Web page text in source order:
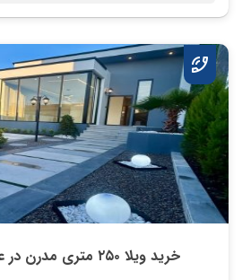
خرید ویلا ۲۵۰ متری مدرن در علی آباد چمستان